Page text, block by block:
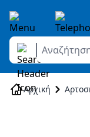
Skip to Content
Αναζήτηση
Αρχική